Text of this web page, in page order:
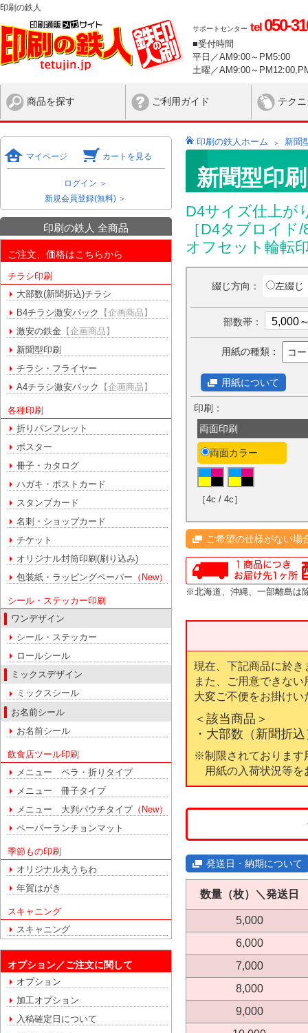
印刷の鉄人
サポートセンター tel 050-
■受付時間
平日／AM9:00～PM5:00
土曜／AM9:00～
商品を探す ご利用ガイド テク
マイページ カートを見る
ログイン ＞
新規会員登録(無料) ＞
印刷の鉄人 全商品
ご注文、価格はこちらから
チラシ印刷
大部数(新聞折込)チラシ
B4チラシ激安パック
【企画商品】
激安の鉄金 【企画商品】
新聞型印刷
チラシ・フライヤー
A4チラシ激安パック
【企画商品】
各種印刷
折りパンフレット
ポスター
冊子・カタログ
ハガキ・ポストカード
スタンプカード
名刺・ショップカード
チケット
オリジナル封筒印刷(刷り込み)
包装紙・ラッピングペーパー （New）
シール・ステッカー印刷
ワンデザイン
シール・ステッカー
ロールシール
ミックスデザイン
ミックスシール
お名前シール
お名前シール
飲食店ツール印刷
メニュー ペラ・折りタイプ
メニュー 冊子タイプ
メニュー 大判パウチタイプ（New）
ペーパーランチョンマット
季節もの印刷
オリジナル丸うちわ
年賀はがき
スキャニング
スキャニング
オプション／ご注文に関して
オプション
加工オプション
入稿確定日について
印刷の鉄人ホーム 新聞
新聞型印
D4サイズ仕上が
［D4タブロイド
オフセット輪転
綴じ方向： 左綴じ
部数帯：
用紙の種類： コ
用紙について
印刷：
両面印刷
両面カラー
［4c / 4c］
ご希望の仕様がない
※北海道、沖縄、一部離島は
現在、下記商品に於
また、ご用意できな
⼤変ご不便をお掛け
＜該当商品＞
・⼤部数（新聞折
※制限されております
用紙の⼊荷状況等
発送日・納期について
数量（枚）＼発送日
5,000
6,000
7,000
8,000
9,000